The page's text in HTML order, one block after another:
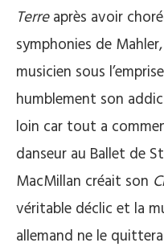
Terreaprès avoir
symphonies de
musicien sous
humblement son
loin car tout a
danseur au Ballet de
MacMillan créait son
véritable déclic et la
allemand ne le